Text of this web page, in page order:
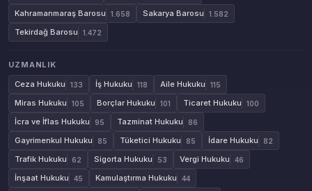
Kahramanmaraş Barosu 1.658 Sakarya Barosu 1.582
Tekirdağ Barosu 1.472
UZMANLIK
Ceza Hukuku
133 İş Hukuku 118 Aile Hukuku 115
Miras Hukuku 105 Borçlar Hukuku 101 Ticaret Hukuku 100
İcra ve İflas Hukuku 95 Tazminat Hukuku 86
Gayrimenkul Hukuku 85 Tüketici Hukuku 85 İdare Hukuku 82
Trafik Hukuku 62 Sigorta Hukuku 53 Vergi Hukuku 46
İnşaat Hukuku 45 Kamulaştırma Hukuku 44